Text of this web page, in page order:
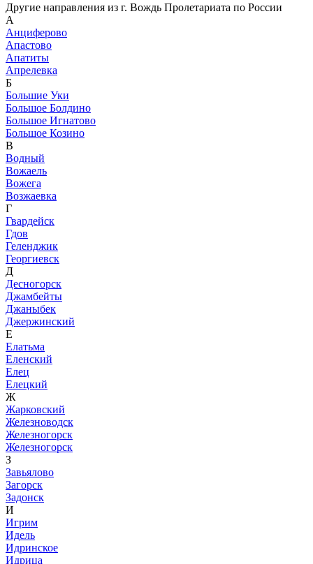
Другие направления из г. Вождь Пролетариата по России
А
Анциферово
Апастово
Апатиты
Апрелевка
Б
Большие Уки
Большое Болдино
Большое Игнатово
Большое Козино
В
Водный
Вожаель
Вожега
Возжаевка
Г
Гвардейск
Гдов
Геленджик
Георгиевск
Д
Десногорск
Джамбейты
Джаныбек
Джержинский
Е
Елатьма
Еленский
Елец
Елецкий
Ж
Жарковский
Железноводск
Железногорск
Железногорск
З
Завьялово
Загорск
Задонск
И
Игрим
Идель
Идринское
Идрица